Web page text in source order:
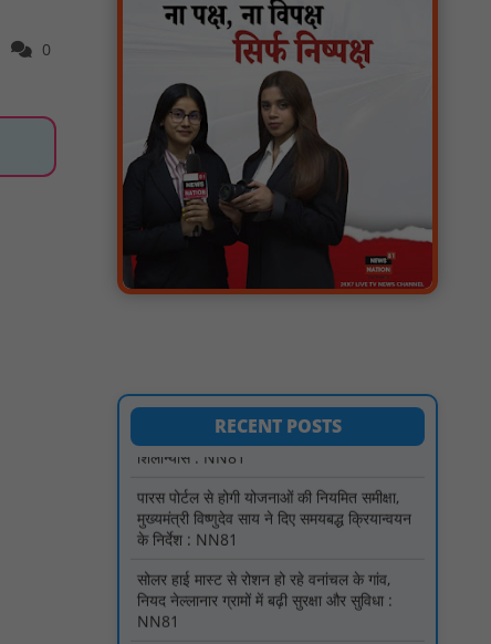
0
RECENT POSTS
मस्तूरी जनपद पंचायत में 131 सरपंचों का प्रशिक्षण
संपन्न, वीबी-जी राम-जी अभियान के बदलावों और
तकनीकी प्रबंधन की दी गई विस्तृत जानकारी :
हरिनगर में सीसी इंटरलॉकिंग सड़क निर्माण कार्य का
विधायक ललित यादव ने किया उद्घाटन : NN81
पिड़ावा में आगामी त्योहारों को लेकर शांति समिति की
बैठक आयोजित : NN81
.डिप्टी चीफ मिनिस्टर सुमित्राताई पवार से वर्धा जिले
में NCP वर्कर्स से मुलाकात की : NN81
सदर विधायक प्रकाश द्विवेदी ने लगभग ₹4.30 करोड़
मुख्यमंत्री विष्णुदेव साय ने दिए समयबद्ध क्रियान्वयन
के निर्देश : NN81
सोलर हाई मास्ट से रोशन हो रहे वनांचल के गांव,
NN81
सरस्वती साइकिल योजना के तहत 18 छात्राओं को
हुआ वृक्षारोपण : NN81
रेजिडेंट डॉक्टरों का शांतिपूर्ण आंदोलन जारी, सभी